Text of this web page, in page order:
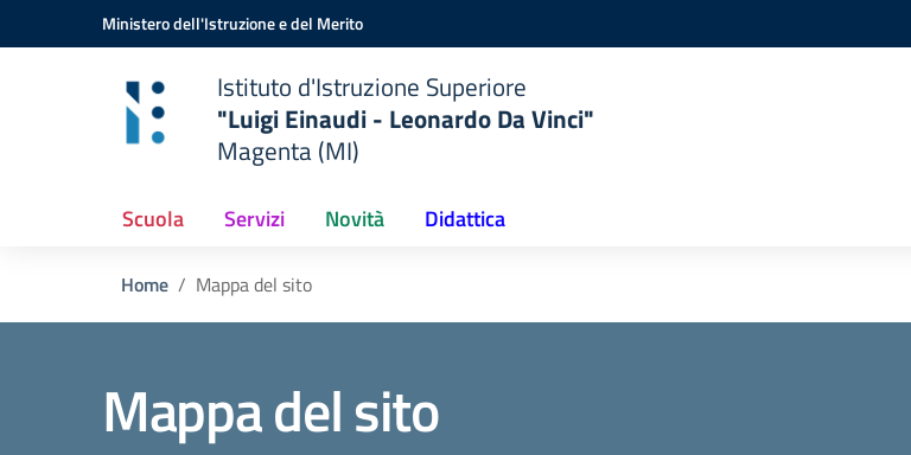
Vai ai contenuti
Vai al menu di navigazioneMinistero dell'Istruzione e del Merito
Istituto d'Istruzione Superiore
"Luigi Einaudi - Leonardo Da Vinci"
Magenta (MI)
Scuola Servizi Novità Didattica
Home Mappa del sito
Mappa del sito